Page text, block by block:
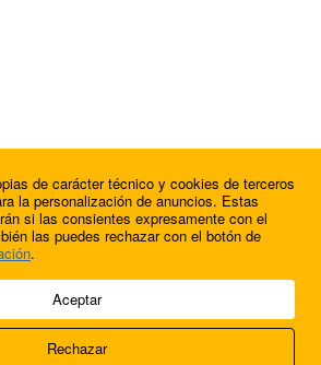
IP, SL.
de nosotros
de carácter técnico y cookies de terceros
la personalización de anuncios. Estas
si las consientes expresamente con el
las puedes rechazar con el botón de
.
Aceptar
Rechazar